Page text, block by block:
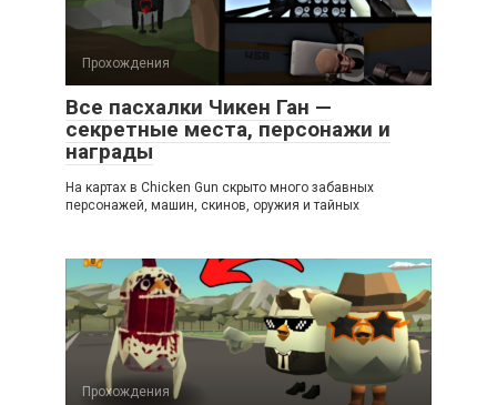
Прохождения
Все пасхалки Чикен Ган —
секретные места, персонажи и
награды
На картах в Chicken Gun скрыто много забавных
персонажей, машин, скинов, оружия и тайных
Прохождения